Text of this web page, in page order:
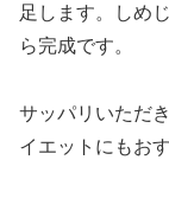
足します。しめ
ら完成です。
サッパリいただ
イエットにもおす